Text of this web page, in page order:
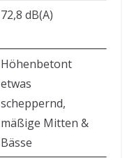
72,8 dB(A)
Höhenbetont
etwas
scheppernd,
mäßige Mitten &
Bässe